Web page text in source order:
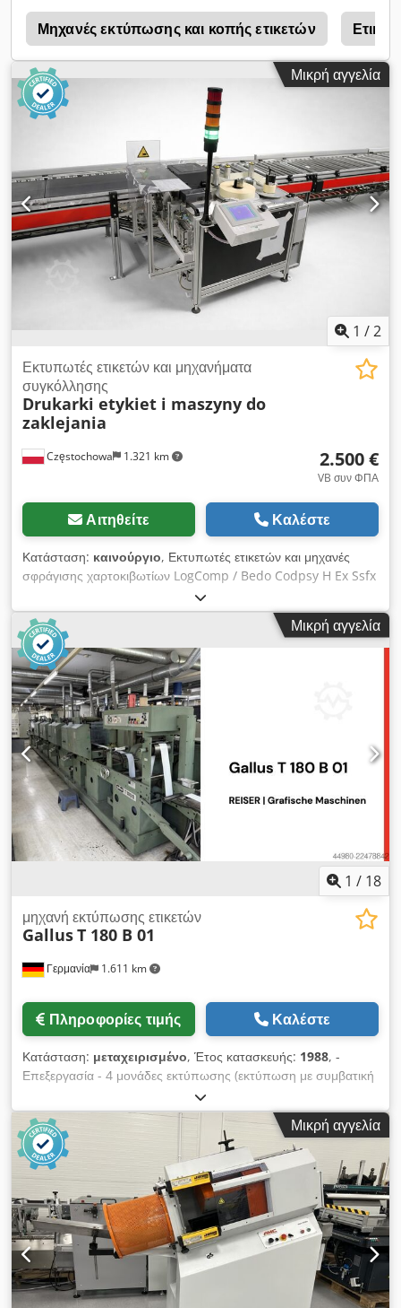
Μηχανές εκτύπωσης και κοπής ετικετών
Μικρή αγγελία
1 /2
Częstochowa 1.321 km
Εκτυπωτές ετικετών και μηχανήματα
συγκόλλησης
Drukarki etykiet i maszyny do
zaklejania
2.500 €
VB συν ΦΠΑ
Αιτηθείτε Καλέστε
Κατάσταση: καινούργιο, Εκτυπωτές ετικετών και μηχανές
σφράγισης χαρτοκιβωτίων LogComp / Bedo Codpsy H Ex Ssfx
Μικρή αγγελία
1 / 18
Γερμανία 1.611 km
μηχανή εκτύπωσης ετικετών
GallusT 180 B 01
Πληροφορίες τιμής Καλέστε
Κατάσταση: μεταχειρισμένο, Έτος κατασκευής: 1988, -
Επεξεργασία - 4 μονάδες εκτύπωσης (εκτύπωση με συμβατική
μέθοδο) - Επικάλυψη με υπεριώδη ακτινοβολία (UV) Crjdpfx
Aezq U U Iekbof - Διάτρηση - Περιέλιξη
Μικρή αγγελία